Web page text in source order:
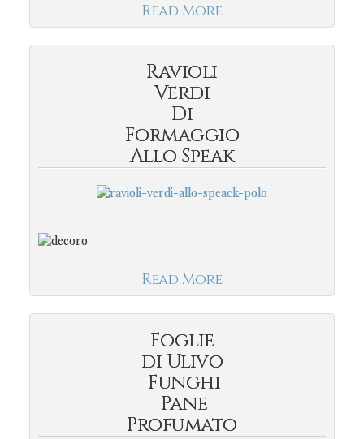
Read More
Ravioli
Verdi
Di
Formaggio
Allo Speak
Read More
Foglie
di Ulivo
Funghi
Pane
Profumato